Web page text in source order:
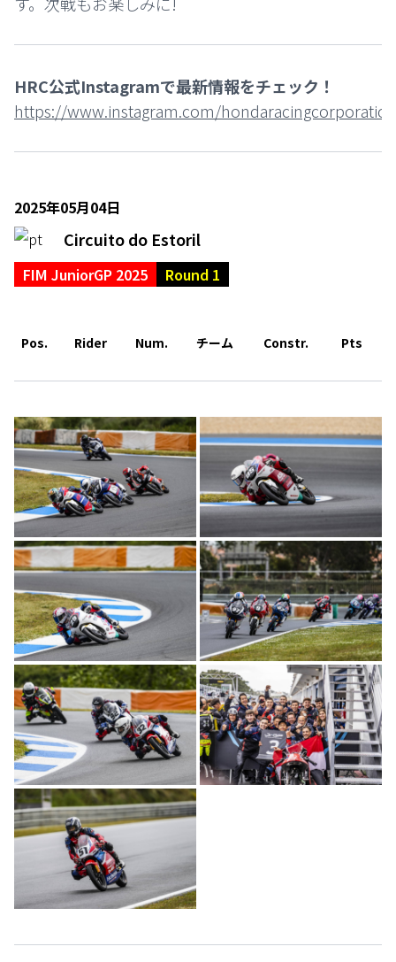
HRC公式Instagramで最新情報をチェック！
https://www.instagram.com/
2025年05月04日
Circuito do Estoril
FIM JuniorGP 2025 Round 1
Pos. Rider Num. チーム Constr. Pts